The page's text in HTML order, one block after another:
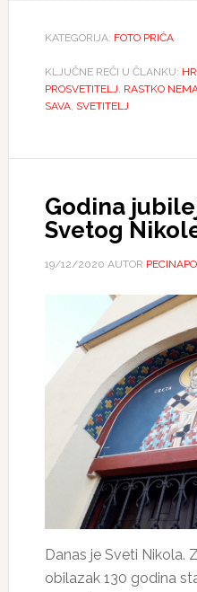
KATEGORIJA: FOTO PRIĆA
KLJUČNE REČI U ČLANKU:
PROSVETITELJ, RASTKO
SAVA, SVETITELJ
Godina
Svetog
19/12/2020 AUTOR
Danas je Sveti Nikola.
obilazak 130 godina